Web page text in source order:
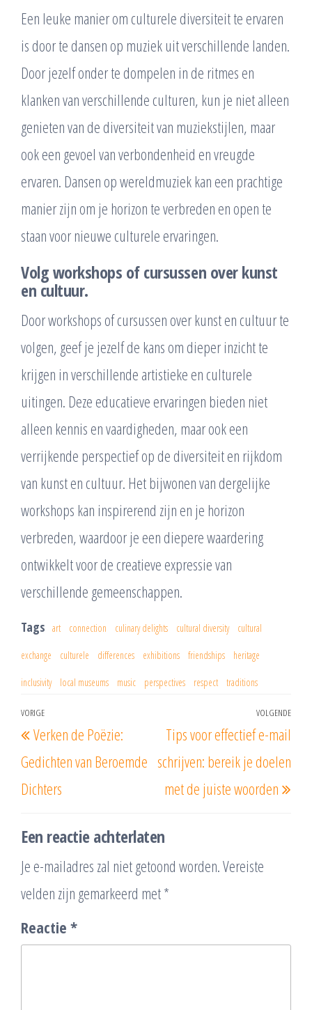
Een leuke manier om culturele diversiteit te ervaren
is door te dansen op muziek uit verschillende landen.
Door jezelf onder te dompelen in de ritmes en
klanken van verschillende culturen, kun je niet alleen
genieten van de diversiteit van muziekstijlen, maar
ook een gevoel van verbondenheid en vreugde
ervaren. Dansen op wereldmuziek kan een prachtige
manier zijn om je horizon te verbreden en open te
staan voor nieuwe culturele ervaringen.
Volg workshops of cursussen over kunst
en cultuur.
Door workshops of cursussen over kunst en cultuur te
volgen, geef je jezelf de kans om dieper inzicht te
krijgen in verschillende artistieke en culturele
uitingen. Deze educatieve ervaringen bieden niet
alleen kennis en vaardigheden, maar ook een
verrijkende perspectief op de diversiteit en rijkdom
van kunst en cultuur. Het bijwonen van dergelijke
workshops kan inspirerend zijn en je horizon
verbreden, waardoor je een diepere waardering
ontwikkelt voor de creatieve expressie van
verschillende gemeenschappen.
Tags art connection culinary delights cultural diversity cultural
exchange culturele differences exhibitions friendships heritage
inclusivity local museums music perspectives respect traditions
Berichtnavigatie
Vorig
bericht
VORIGE
Verken de Poëzie:
Gedichten van Beroemde
Dichters
VOLGENDE
Tips voor effectief e-mail
schrijven: bereik je doelen
met de juiste woorden
Een reactie achterlaten
Je e-mailadres zal niet getoond worden.Vereiste
velden zijn gemarkeerd met*
Reactie *